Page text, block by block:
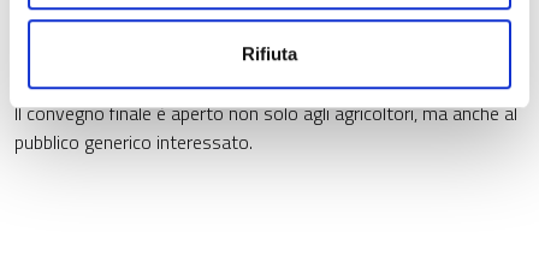
Rifiuta
Symbiotiqua, società milanese che collabora con INSOR e che
ha già curato l’immagine di alcuni prodotti agricoli (pomodoro e
mais) per un loro migliore approccio al “mercato di qualità”.
Il convegno finale è aperto non solo agli agricoltori, ma anche al
pubblico generico interessato.